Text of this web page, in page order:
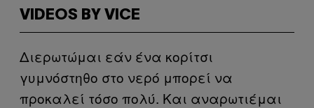
VIDEOS BY VICE
Διερωτώμαι εάν ένα κορίτσι
γυμνόστηθο στο νερό μπορεί να
προκαλεί τόσο πολύ. Και αναρωτιέμαι